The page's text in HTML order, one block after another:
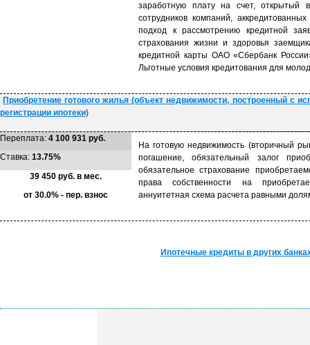
заработную плату на счет,
сотрудников компаний,
подход к рассмотрению кредитной
страхования жизни и здоровья
кредитной карты ОАО «Сбербанк
Льготные условия кредитования для
Приобретение готового жилья (объект недвижимости, построенный с
регистрации ипотеки)
Переплата: 4 100 931 руб.
На готовую недвижимость (вторичный
погашение, обязательный залог
обязательное страхование
права собственности на
аннуитетная схема расчета равными
Ставка: 13.75%
39 450 руб. в мес.
от 30.0% - пер. взнос
Ипотечные кредиты в других